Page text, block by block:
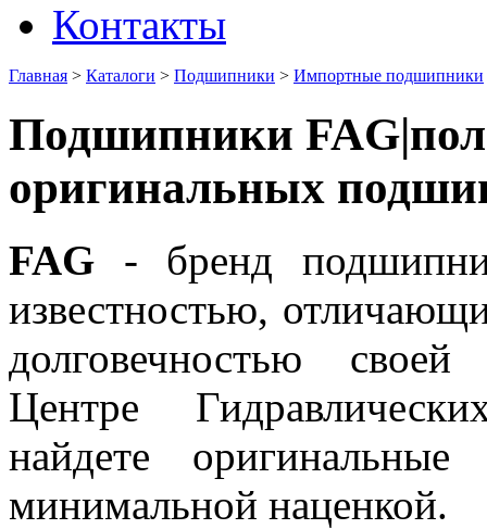
Контакты
Главная > Каталоги > Подшипники > Импортные подшипники
Подшипники
оригинальных
FAG - бренд
известностью,
долговечностью
Центре
найдете
минимальной наценкой.